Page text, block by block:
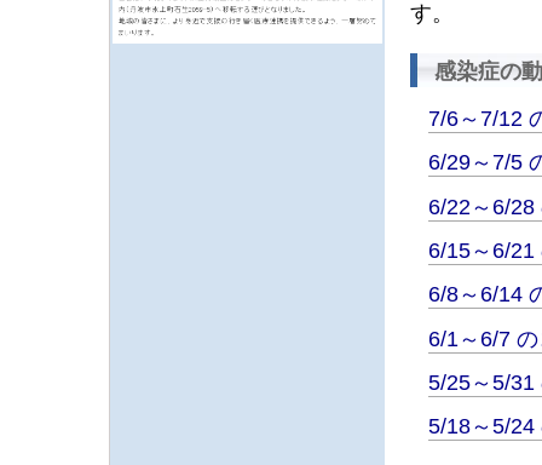
す。
感染症の
7/6～7/12
6/29～7/5
6/22～6/28
6/15～6/21
6/8～6/14
6/1～6/7
5/25～5/31
5/18～5/24